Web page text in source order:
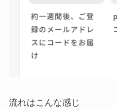
流れはこんな感じ